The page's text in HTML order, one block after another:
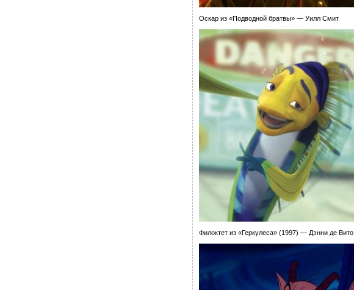
Оскар из «Подводной братвы» — Уилл Смит
Филоктет из «Геркулеса» (1997) — Дэнни де Вито